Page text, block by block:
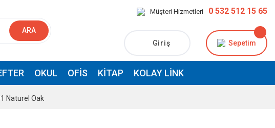
ARA
Müşteri Hizmetleri 0 532 512 15 65
Giriş Sepetim
OKUL OFIS KITAP KOLAY LINK
Naturel Oak